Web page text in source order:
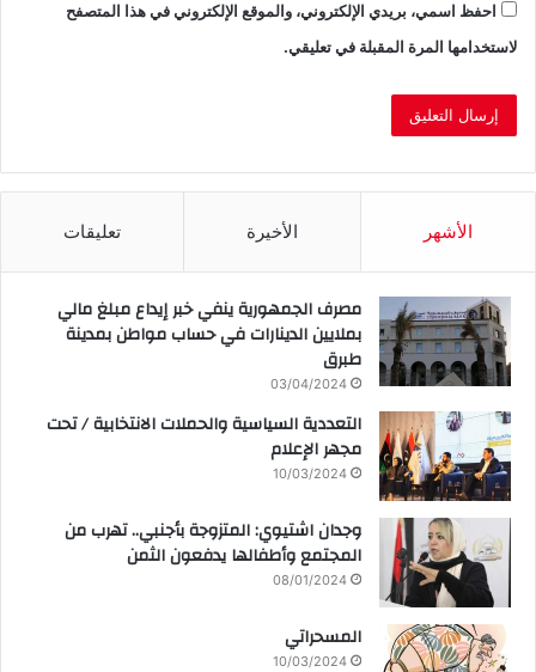
احفظ اسمي، بريدي الإلكتروني، والموقع الإلكتروني في هذا المتصفح
لاستخدامها المرة المقبلة في تعليقي.
الأشهر الأخيرة تعليقات
مصرف الجمهورية ينفي خبر إيداع مبلغ مالي
بملايين الدينارات في حساب مواطن بمدينة
طبرق
03/04/2024
التعددية السياسية والحملات الانتخابية / تحت
مجهر الإعلام
10/03/2024
وجدان اشتيوي: المتزوجة بأجنبي.. تهرب من
المجتمع وأطفالها يدفعون الثمن
08/01/2024
المسحراتي
10/03/2024